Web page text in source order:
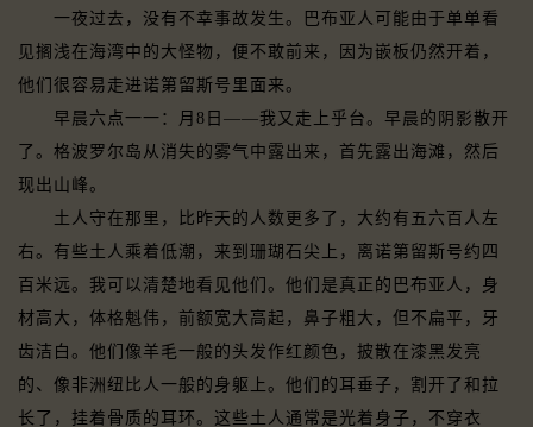
一夜过去，没有不幸事故发生。巴布亚人可能由于单单看
见搁浅在海湾中的大怪物，便不敢前来，因为嵌板仍然开着，
他们很容易走进诺第留斯号里面来。
早晨六点一一：月8日——我又走上乎台。早晨的阴影散开
了。格波罗尔岛从消失的雾气中露出来，首先露出海滩，然后
现出山峰。
土人守在那里，比昨天的人数更多了，大约有五六百人左
右。有些土人乘着低潮，来到珊瑚石尖上，离诺第留斯号约四
百米远。我可以清楚地看见他们。他们是真正的巴布亚人，身
材高大，体格魁伟，前额宽大高起，鼻子粗大，但不扁平，牙
齿洁白。他们像羊毛一般的头发作红颜色，披散在漆黑发亮
的、像非洲纽比人一般的身躯上。他们的耳垂子，割开了和拉
长了，挂着骨质的耳环。这些土人通常是光着身子，不穿衣